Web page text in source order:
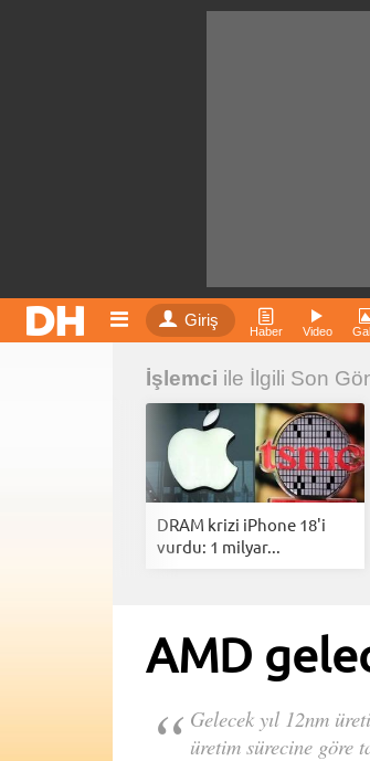
Giriş
Haber Video
İşlemci ile İlgili Son
DRAM krizi iPhone 18'i
vurdu: 1 milyar...
AMD
Gelecek yıl 12nm
üretim sürecine göre